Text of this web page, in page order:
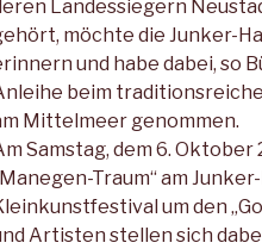
Landessiegern
möchte die Junker-
und habe dabei, so
beim
Mittelmeer genommen.
Samstag, dem 6.
Traum“ am
um den
Artisten stellen sich